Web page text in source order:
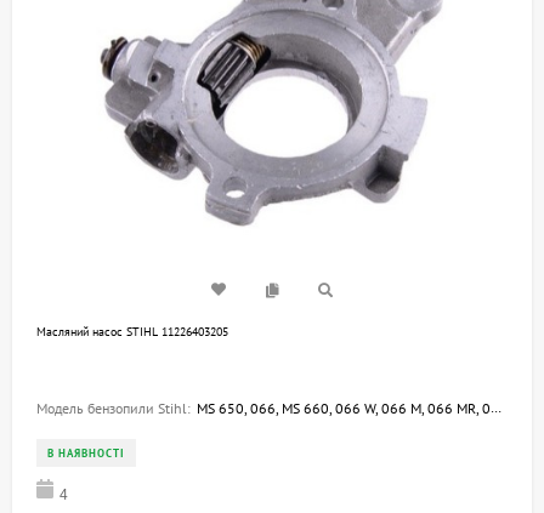
Mасляний насос STIHL 11226403205
Модель бензопили Stihl: MS 650, 066, MS 660, 066 W, 066 M, 066 MR, 066 BR
В НАЯВНОСТІ
4